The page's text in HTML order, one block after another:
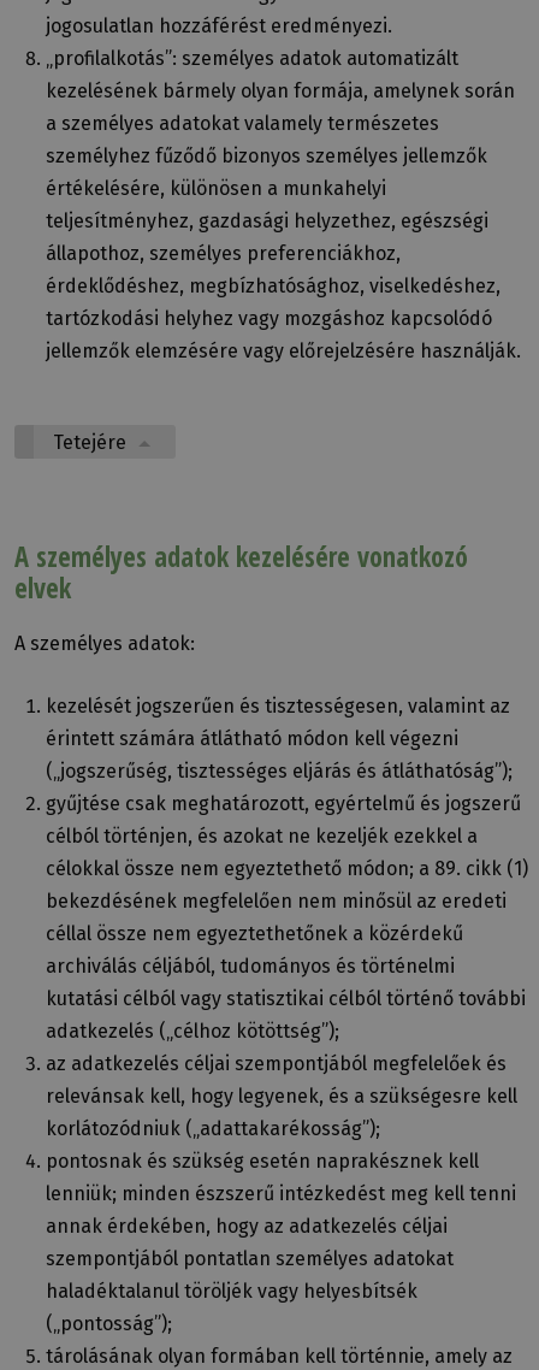
jogosulatlan hozzáférést eredményezi.
„profilalkotás”: személyes adatok automatizált
kezelésének bármely olyan formája, amelynek során
a személyes adatokat valamely természetes
személyhez fűződő bizonyos személyes jellemzők
értékelésére, különösen a munkahelyi
teljesítményhez, gazdasági helyzethez, egészségi
állapothoz, személyes preferenciákhoz,
érdeklődéshez, megbízhatósághoz, viselkedéshez,
tartózkodási helyhez vagy mozgáshoz kapcsolódó
jellemzők elemzésére vagy előrejelzésére használják.
Tetejére
A személyes adatok kezelésére vonatkozó
elvek
A személyes adatok:
kezelését jogszerűen és tisztességesen, valamint az
érintett számára átlátható módon kell végezni
(„jogszerűség, tisztességes eljárás és átláthatóság”);
gyűjtése csak meghatározott, egyértelmű és jogszerű
célból történjen, és azokat ne kezeljék ezekkel a
célokkal össze nem egyeztethető módon; a 89. cikk (1)
bekezdésének megfelelően nem minősül az eredeti
céllal össze nem egyeztethetőnek a közérdekű
archiválás céljából, tudományos és történelmi
kutatási célból vagy statisztikai célból történő további
adatkezelés („célhoz kötöttség”);
az adatkezelés céljai szempontjából megfelelőek és
relevánsak kell, hogy legyenek, és a szükségesre kell
korlátozódniuk („adattakarékosság”);
pontosnak és szükség esetén naprakésznek kell
lenniük; minden észszerű intézkedést meg kell tenni
annak érdekében, hogy az adatkezelés céljai
szempontjából pontatlan személyes adatokat
haladéktalanul töröljék vagy helyesbítsék
(„pontosság”);
tárolásának olyan formában kell történnie, amely az